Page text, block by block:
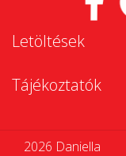
Letöltések
Tájékoztatók
2026 Daniella